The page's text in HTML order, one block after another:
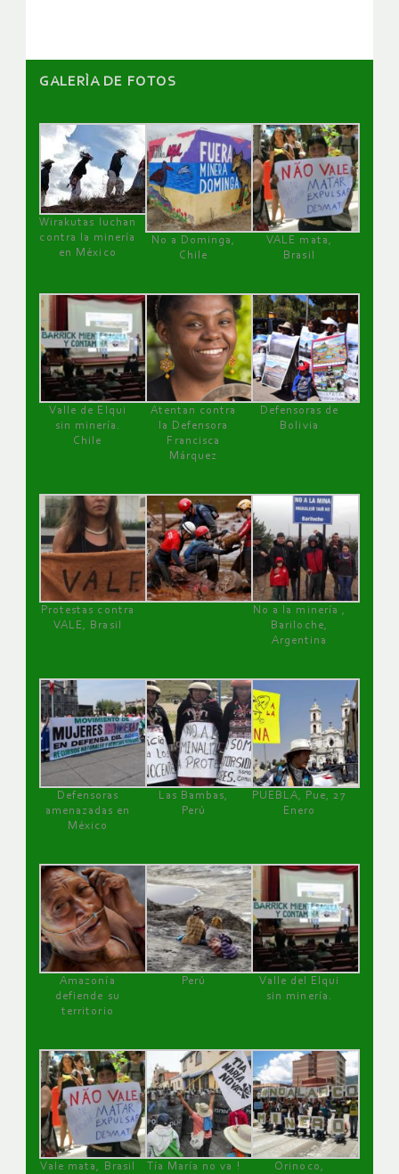
GALERÌA DE FOTOS
Wirakutas luchan
contra la minería
en México
No a Dominga,
Chile
VALE mata,
Brasil
Valle de Elqui
sin minería.
Chile
Atentan contra
la Defensora
Francisca
Márquez
Defensoras de
Bolivia
Protestas contra
VALE, Brasil
No a la minería ,
Bariloche,
Argentina
Defensoras
amenazadas en
México
Las Bambas,
Perú
PUEBLA, Pue, 27
Enero
Amazonía
defiende su
territorio
Perú
Valle del Elqui
sin minería.
Vale mata, Brasil Tía María no va ! Orinoco,